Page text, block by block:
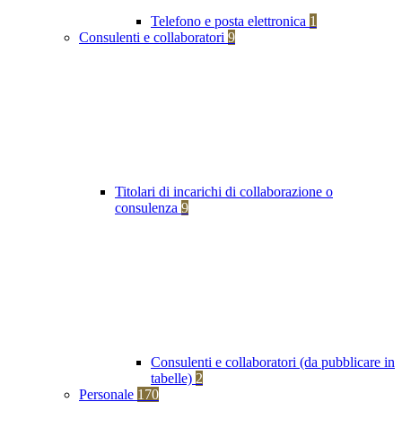
Telefono e posta elettronica 1
Consulenti e collaboratori 9
Titolari di incarichi di collaborazione o
consulenza 9
Consulenti e collaboratori (da pubblicare in
tabelle) 2
Personale 170